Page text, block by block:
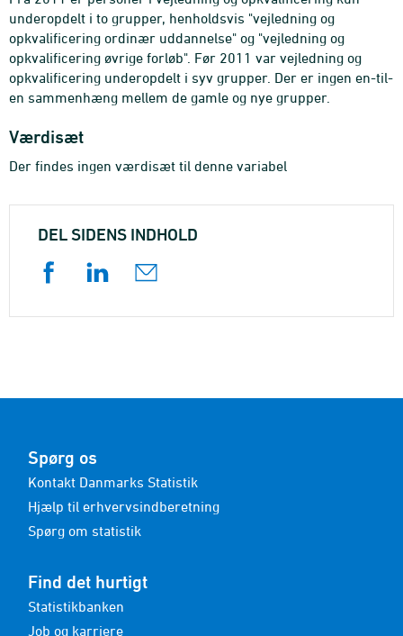
underopdelt i to grupper, henholdsvis "vejledning og
opkvalificering ordinær uddannelse" og "vejledning og
opkvalificering øvrige forløb". Før 2011 var vejledning og
opkvalificering underopdelt i syv grupper. Der er ingen en-til-
en sammenhæng mellem de gamle og nye grupper.
Værdisæt
Der findes ingen værdisæt til denne variabel
DEL SIDENS INDHOLD
Spørg os
Kontakt Danmarks Statistik
Hjælp til erhvervsindberetning
Spørg om statistik
Find det hurtigt
Statistikbanken
Job og karriere